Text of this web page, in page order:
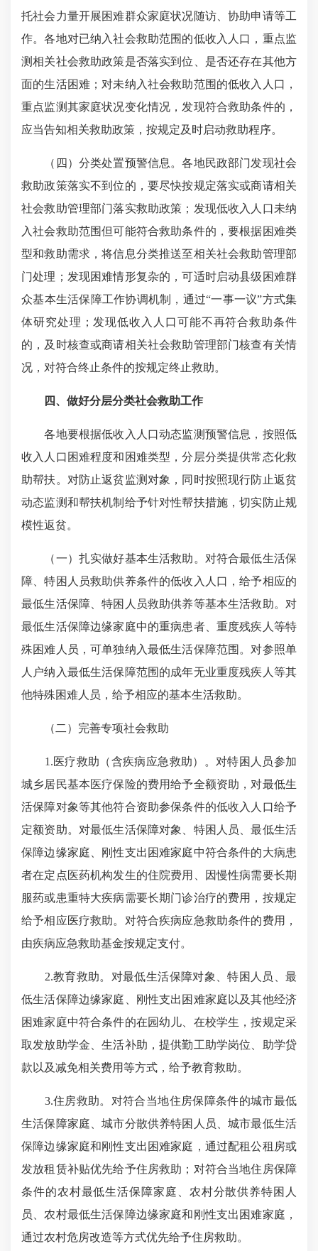
托社会力量开展困难群众家庭状况随访、协助申请等工
作。各地对已纳入社会救助范围的低收入人口，重点监
测相关社会救助政策是否落实到位、是否还存在其他方
面的生活困难；对未纳入社会救助范围的低收入人口，
重点监测其家庭状况变化情况，发现符合救助条件的，
应当告知相关救助政策，按规定及时启动救助程序。
（四）分类处置预警信息。各地民政部门发现社会
救助政策落实不到位的，要尽快按规定落实或商请相关
社会救助管理部门落实救助政策；发现低收入人口未纳
入社会救助范围但可能符合救助条件的，要根据困难类
型和救助需求，将信息分类推送至相关社会救助管理部
门处理；发现困难情形复杂的，可适时启动县级困难群
众基本生活保障工作协调机制，通过“一事一议”方式集
体研究处理；发现低收入人口可能不再符合救助条件
的，及时核查或商请相关社会救助管理部门核查有关情
况，对符合终止条件的按规定终止救助。
四、做好分层分类社会救助工作
各地要根据低收入人口动态监测预警信息，按照低
收入人口困难程度和困难类型，分层分类提供常态化救
助帮扶。对防止返贫监测对象，同时按照现行防止返贫
动态监测和帮扶机制给予针对性帮扶措施，切实防止规
模性返贫。
（一）扎实做好基本生活救助。对符合最低生活保
障、特困人员救助供养条件的低收入人口，给予相应的
最低生活保障、特困人员救助供养等基本生活救助。对
最低生活保障边缘家庭中的重病患者、重度残疾人等特
殊困难人员，可单独纳入最低生活保障范围。对参照单
人户纳入最低生活保障范围的成年无业重度残疾人等其
他特殊困难人员，给予相应的基本生活救助。
（二）完善专项社会救助
1.医疗救助（含疾病应急救助）。对特困人员参加
城乡居民基本医疗保险的费用给予全额资助，对最低生
活保障对象等其他符合资助参保条件的低收入人口给予
定额资助。对最低生活保障对象、特困人员、最低生活
保障边缘家庭、刚性支出困难家庭中符合条件的大病患
者在定点医药机构发生的住院费用、因慢性病需要长期
服药或患重特大疾病需要长期门诊治疗的费用，按规定
给予相应医疗救助。对符合疾病应急救助条件的费用，
由疾病应急救助基金按规定支付。
2.教育救助。对最低生活保障对象、特困人员、最
低生活保障边缘家庭、刚性支出困难家庭以及其他经济
困难家庭中符合条件的在园幼儿、在校学生，按规定采
取发放助学金、生活补助，提供勤工助学岗位、助学贷
款以及减免相关费用等方式，给予教育救助。
3.住房救助。对符合当地住房保障条件的城市最低
生活保障家庭、城市分散供养特困人员、城市最低生活
保障边缘家庭和刚性支出困难家庭，通过配租公租房或
发放租赁补贴优先给予住房救助；对符合当地住房保障
条件的农村最低生活保障家庭、农村分散供养特困人
员、农村最低生活保障边缘家庭和刚性支出困难家庭，
通过农村危房改造等方式优先给予住房救助。